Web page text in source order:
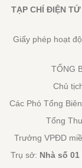
TẠP CHÍ ĐIỆN TỬ
Giấy phép hoạt
TỔNG
Chủ
Các Phó Tổng
Tổng
Trưởng VPĐD
Trụ sở: Nhà số